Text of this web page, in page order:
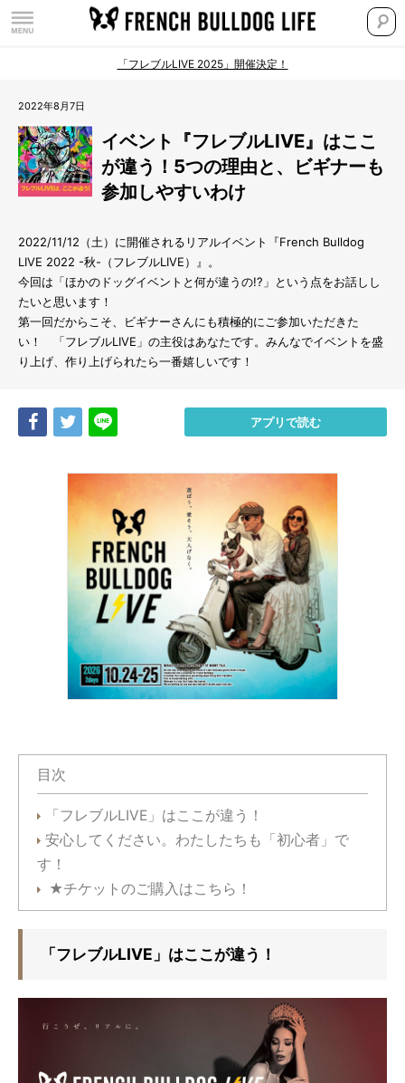
「フレブルLIVE 2025」開催決定！
2022年8月7日
イベント『フレブルLIVE』はここ
が違う！5つの理由と、ビギナーも
参加しやすいわけ
2022/11/12（土）に開催されるリアルイベント『French Bulldog
LIVE 2022 -秋-（フレブルLIVE）』。
今回は「ほかのドッグイベントと何が違うの!?」という点をお話しし
たいと思います！
第一回だからこそ、ビギナーさんにも積極的にご参加いただきた
い！ 「フレブルLIVE」の主役はあなたです。みんなでイベントを盛
り上げ、作り上げられたら一番嬉しいです！
Share Tweet アプリで読む
目次
「フレブルLIVE」はここが違う！
安心してください。わたしたちも「初心者」で
す！
★チケットのご購入はこちら！
「フレブルLIVE」はここが違う！